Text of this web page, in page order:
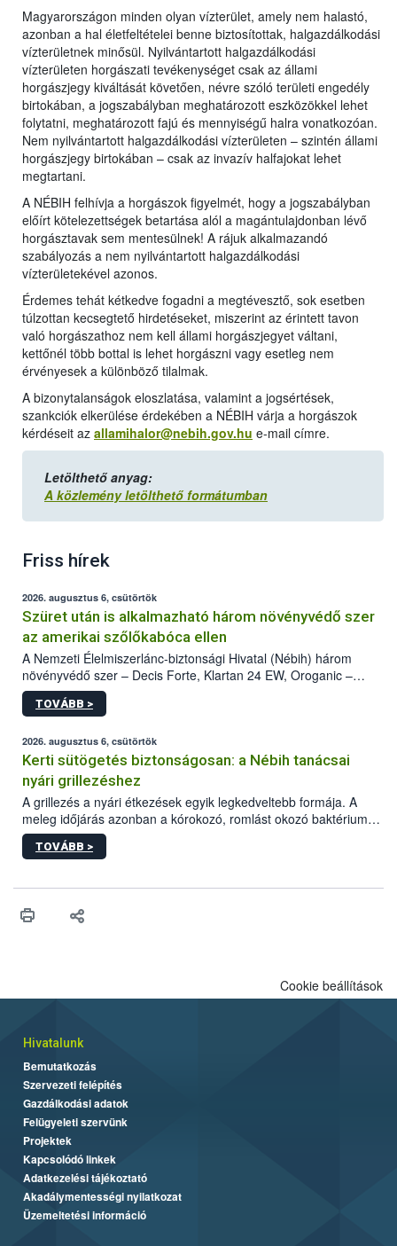
Magyarországon minden olyan vízterület, amely nem halastó,
azonban a hal életfeltételei benne biztosítottak, halgazdálkodási
vízterületnek minősül. Nyilvántartott halgazdálkodási
vízterületen horgászati tevékenységet csak az állami
horgászjegy kiváltását követően, névre szóló területi engedély
birtokában, a jogszabályban meghatározott eszközökkel lehet
folytatni, meghatározott fajú és mennyiségű halra vonatkozóan.
Nem nyilvántartott halgazdálkodási vízterületen – szintén állami
horgászjegy birtokában – csak az invazív halfajokat lehet
megtartani.
A NÉBIH felhívja a horgászok figyelmét, hogy a jogszabályban
előírt kötelezettségek betartása alól a magántulajdonban lévő
horgásztavak sem mentesülnek! A rájuk alkalmazandó
szabályozás a nem nyilvántartott halgazdálkodási
vízterületekével azonos.
Érdemes tehát kétkedve fogadni a megtévesztő, sok esetben
túlzottan kecsegtető hirdetéseket, miszerint az érintett tavon
való horgászathoz nem kell állami horgászjegyet váltani,
kettőnél több bottal is lehet horgászni vagy esetleg nem
érvényesek a különböző tilalmak.
A bizonytalanságok eloszlatása, valamint a jogsértések,
szankciók elkerülése érdekében a NÉBIH várja a horgászok
kérdéseit az allamihalor@nebih.gov.hu e-mail címre.
Letölthető anyag:
A közlemény letölthető formátumban
Friss hírek
2026. augusztus 6, csütörtök
Szüret után is alkalmazható három növényvédő szer
az amerikai szőlőkabóca ellen
A Nemzeti Élelmiszerlánc-biztonsági Hivatal (Nébih) három
növényvédő szer – Decis Forte, Klartan 24 EW, Oroganic –
engedélyokiratát módosította, így azok a szüretet követően,
egészen a vesszőérettség (BBCH 91) stádiumáig
érésű szőlőkben is legyen lehetőség a károsító elleni további
védekezésre. Az Oroganic készítmény kis kiszerelésben kiskerti
felhasználók számára is elérhető és ökológiai termesztésben is
engedélyezett.
TOVÁBB >
2026. augusztus 6, csütörtök
Kerti sütögetés biztonságosan: a Nébih tanácsai
nyári grillezéshez
A grillezés a nyári étkezések egyik legkedveltebb formája. A
meleg időjárás azonban a kórokozó, romlást okozó baktériumok
gyorsabb szaporodásának is kedvez. A szabadtéri sütögetés
ezért nem csupán a megfelelő sütési technikáról szól: legalább
higiéniai szabályok betartása, a megfelelő hőkezelés, valamint a
biztonsági Hivatal (Nébih) Oktatási Programja összegyűjtötte a
TOVÁBB >
Cookie beállítások
Hivatalunk
Bemutatkozás
Szervezeti felépítés
Gazdálkodási adatok
Felügyeleti szervünk
Projektek
Kapcsolódó linkek
Adatkezelési tájékoztató
Akadálymentességi nyilatkozat
Üzemeltetési információ